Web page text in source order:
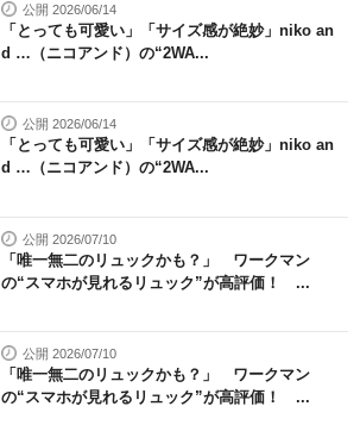
公開 2026/06/14
「とっても可愛い」「サイズ感が絶妙」niko an
d …（ニコアンド）の“2WA...
公開 2026/06/14
「とっても可愛い」「サイズ感が絶妙」niko an
d …（ニコアンド）の“2WA...
公開 2026/07/10
「唯一無二のリュックかも？」 ワークマン
の“スマホが見れるリュック”が高評価！ ...
公開 2026/07/10
「唯一無二のリュックかも？」 ワークマン
の“スマホが見れるリュック”が高評価！ ...